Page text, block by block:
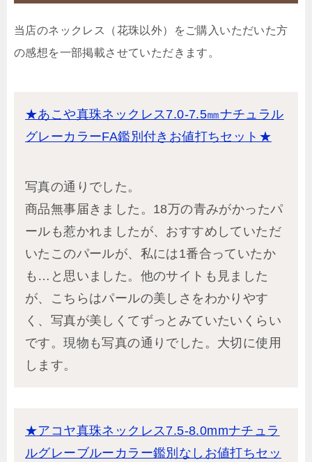
当店のネックレス（花珠以外）をご購入いただいた方
の感想を一部掲載させていただきます。
★あこや真珠ネックレス7.0-7.5㎜ナチュラル
グレーカラーFA鑑別付きお値打ちセット★
写真の通りでした。
商品無事届きました。18万の青みがかったパ
ールも惹かれましたが、おすすめしていただ
いたこのパールが、私には1番合っていたか
も…と思いました。他のサイトも見ました
が、こちらはパールの美しさをわかりやす
く、写真が美しくてずっとみていたいくらい
です。現物も写真の通りでした。大切に使用
します。
★アコヤ真珠ネックレス7.5-8.0mmナチュラ
ルグレーブルーカラー鑑別なしお値打ちセッ